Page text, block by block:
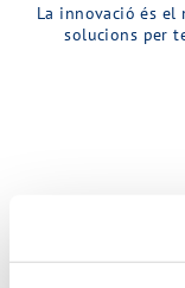
La innovació és el
solucions per